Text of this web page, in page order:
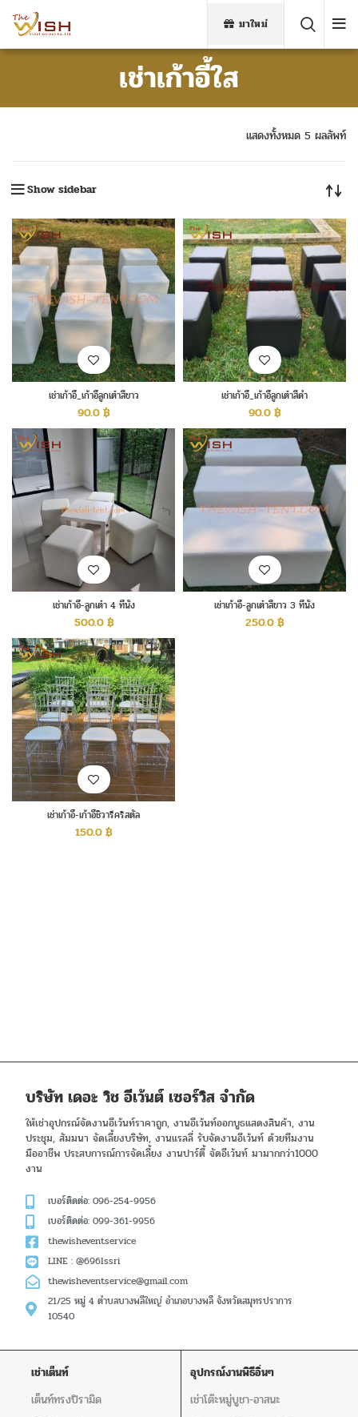
มาใหม่
เช่าเก้าอี้ใส
แสดงทั้งหมด 5 ผลลัพท์
Show sidebar
เช่าเก้าอี้_เก้าอี้ลูกเต๋าสีขาว
90.0฿
เช่าเก้าอี้_เก้าอี้ลูกเต๋าสีดำ
90.0฿
เช่าเก้าอี้-ลูกเต๋า 4 ที่นั่ง
500.0฿
เช่าเก้าอี้-ลูกเต๋าสีขาว 3 ที่นั่ง
250.0฿
เช่าเก้าอี้-เก้าอี้ชิวารีคริสตัล
150.0฿
บริษัท เดอะ วิช อีเว้นต์ เซอร์วิส จำกัด
ให้เช่าอุปกรณ์จัดงานอีเว้นท์ราคาถูก, งานอีเว้นท์ออกบูธแสดงสินค้า, งาน
ประชุม, สัมมนา จัดเลี้ยงบริษัท, งานแรลลี่ รับจัดงานอีเว้นท์ ด้วยทีมงาน
มืออาชีพ ประสบการณ์การจัดเลี้ยง งานปาร์ตี้ จัดอีเว้นท์ มามากกว่า1000
งาน
เบอร์ติดต่อ: 096-254-9956
เบอร์ติดต่อ: 099-361-9956
thewisheventservice
LINE : @696lssri
thewisheventservice@gmail.com
21/25 หมู่ 4 ตำบลบางพลีใหญ่ อำเภอบางพลี จังหวัดสมุทรปราการ
10540
เช่าเต็นท์
เต็นท์ทรงปิรามิด
อุปกรณ์งานพิธีอิ่นๆ
เช่าโต๊ะหมู่บูชา-อาสนะ